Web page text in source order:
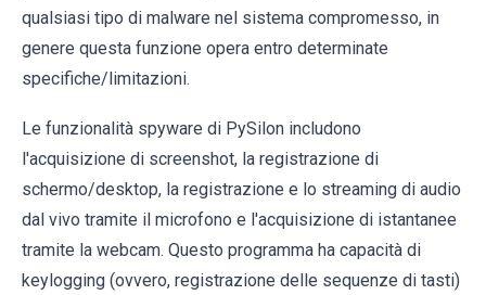
qualsiasi tipo di malware nel sistema compromesso, in
genere questa funzione opera entro determinate
specifiche/limitazioni.
Le funzionalità spyware di PySilon includono
l'acquisizione di screenshot, la registrazione di
schermo/desktop, la registrazione e lo streaming di audio
dal vivo tramite il microfono e l'acquisizione di istantanee
tramite la webcam. Questo programma ha capacità di
keylogging (ovvero, registrazione delle sequenze di tasti)